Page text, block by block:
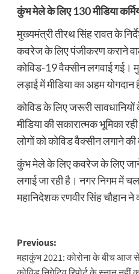
कुंभ मेले के लिए 130 मीडिया
मुख्यमंत्री तीरथ सिंह रावत के
कवरेज के लिए पंजीकरण कराने वाले
कोविड-19 वैक्सीन लगवाई गई।
लड़ाई में मीडिया का अहम योगदान
कोविड के लिए जरूरी
मीडिया की सकारात्मक भूमिका
लोगों को कोविड वैक्सीन लगाने की
कुंभ मेले के लिए कवरेज के लिए जाने
लगाई जा रही है। नगर निगम में
महानिदेशक रणवीर सिंह चौहान
Post
navigation
Previous:
महाकुंभ 2021: कोरोना के बीच आज